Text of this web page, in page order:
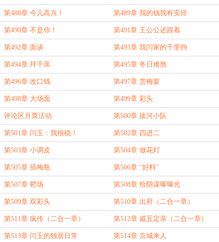
第488章 今儿高兴！ 第489章 我的钱我有安排
第490章 不是你！ 第491章 王公公还跟着
第492章 面谈 第493章 我闫家的千里驹
第494章 拜干亲 第495章 冬日难熬
第496章 改口钱 第497章 赏梅宴
第498章 大场面 第499章 彩头
评论区月票活动 第500章 拔河小队
第501章 闫玉：我很稳！ 第502章 四进二
第503章 小调皮 第504章 做花灯
第505章 插梅瓶 第506章 “好料”
第507章 靶场 第508章 给阴谋曝曝光
第509章 双彩头 第510章 出府（二合一章）
第511章 疯传（二合一章） 第512章 戚五定亲（二合一章）
第513章 闫玉的独居日常 第514章 京城来人